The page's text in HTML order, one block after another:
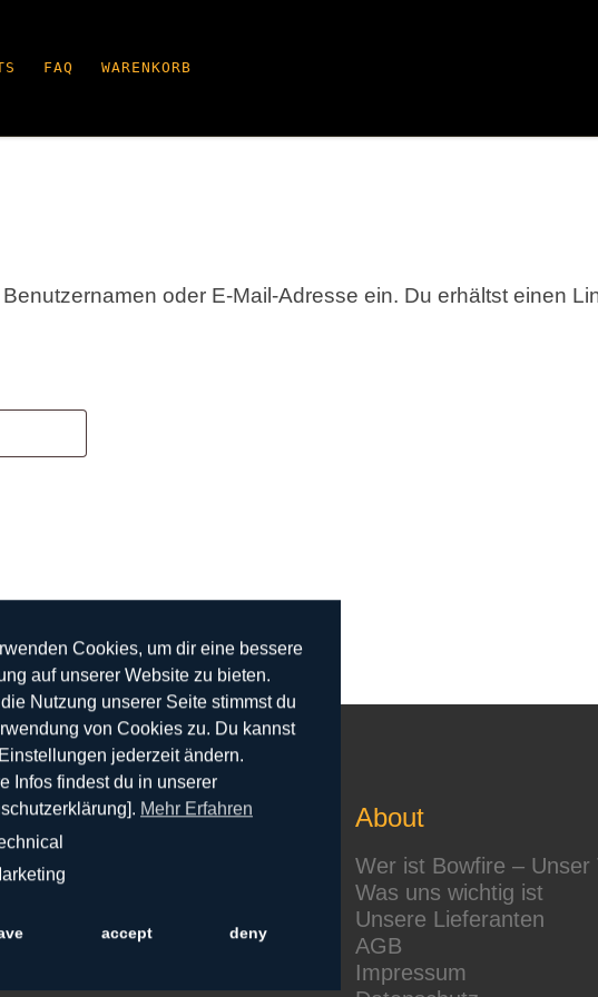
FAQ WARENKORB
oder E-Mail-Adresse ein. Du erhältst einen
About
Wer ist Bowfire – Unser
Was uns wichtig ist
Unsere Lieferanten
AGB
Impressum
Cookies, um dir eine bessere
auf unserer Website zu bieten.
Nutzung unserer Seite stimmst du
von Cookies zu. Du kannst
jederzeit ändern.
Infos findest du in unserer
Mehr Erfahren
accept deny